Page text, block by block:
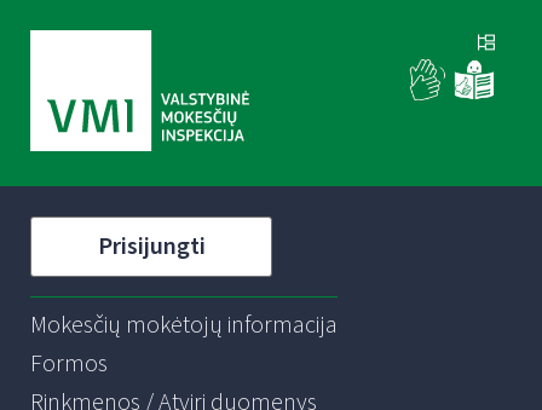
Prisijungti
Mokesčių mokėtojų informacija
Formos
Rinkmenos / Atviri duomenys